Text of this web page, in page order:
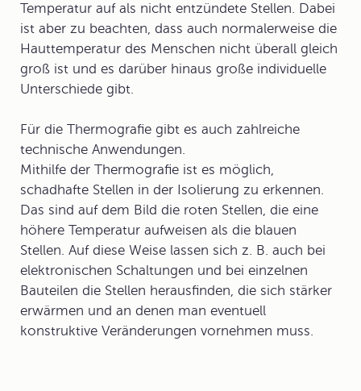
Temperatur auf als nicht entzündete Stellen. Dabei
ist aber zu beachten, dass auch normalerweise die
Hauttemperatur des Menschen nicht überall gleich
groß ist und es darüber hinaus große individuelle
Unterschiede gibt.
Für die Thermografie gibt es auch zahlreiche
technische Anwendungen.
Mithilfe der Thermografie ist es möglich,
schadhafte Stellen in der Isolierung zu erkennen.
Das sind auf dem Bild die roten Stellen, die eine
höhere Temperatur aufweisen als die blauen
Stellen. Auf diese Weise lassen sich z. B. auch bei
elektronischen Schaltungen und bei einzelnen
Bauteilen die Stellen herausfinden, die sich stärker
erwärmen und an denen man eventuell
konstruktive Veränderungen vornehmen muss.